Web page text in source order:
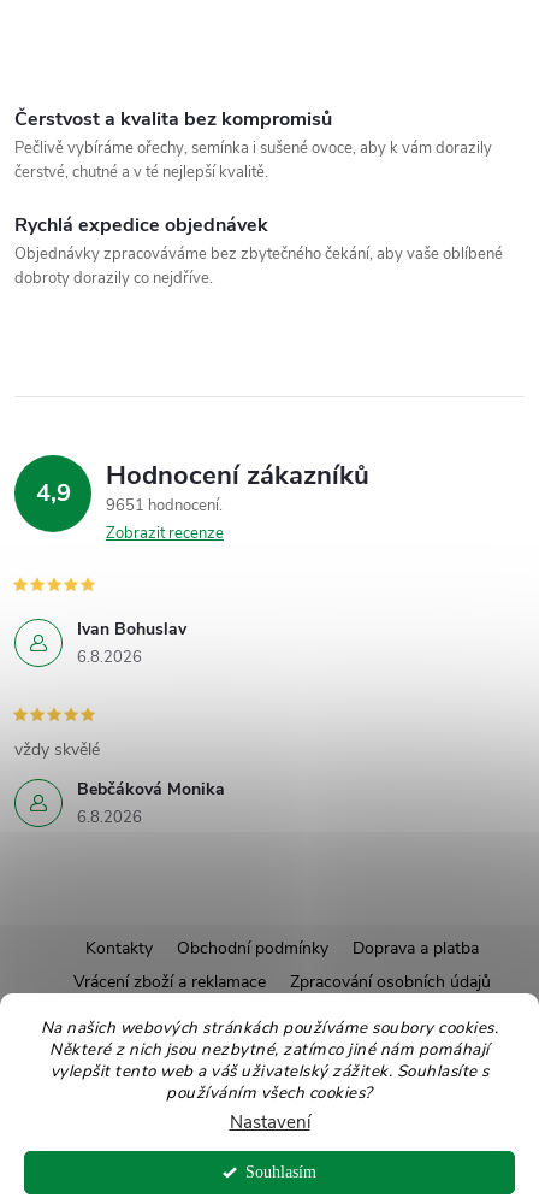
Na našich webových stránkách používáme soubory cookies.
Některé z nich jsou nezbytné, zatímco jiné nám pomáhají
vylepšit tento web a váš uživatelský zážitek. Souhlasíte s
používáním všech cookies?
Nastavení
Souhlasím
Čerstvost a kvalita bez kompromisů
Pečlivě vybíráme ořechy, semínka i sušené ovoce, aby k vám dorazily
čerstvé, chutné a v té nejlepší kvalitě.
Rychlá expedice objednávek
Objednávky zpracováváme bez zbytečného čekání, aby vaše oblíbené
dobroty dorazily co nejdříve.
4,9 Hodnocení zákazníků
9651 hodnocení
Zobrazit recenze
Ivan Bohuslav
6.8.2026
Bebčáková Monika
6.8.2026
vždy skvělé
á
Kontakty Obchodní podmínky
Doprava a platba
Vrácení zboží a reklamace
Zpracování osobních údajů
Pravidla soutěží
Affiliate program
Recepty
Pro nové dodavatele
Ekologické balení Moje objednávka
Copyright 2026Zdravoslav. Všechna práva vyhrazena.Upravit nastavení
cookies